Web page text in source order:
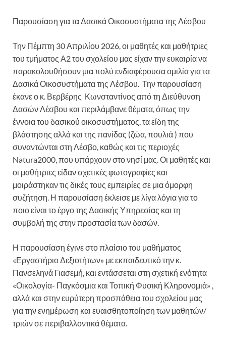
Παρουσίαση για τα Δασικά Οικοσυστήματα της Λέσβου
Την Πέμπτη 30 Απριλίου 2026, οι μαθητές και μαθήτριες
του τμήματος Α2 του σχολείου μας είχαν την ευκαιρία να
παρακολουθήσουν μια πολύ ενδιαφέρουσα ομιλία για τα
Δασικά Οικοσυστήματα της Λέσβου. Την παρουσίαση
έκανε ο κ. Βερβέρης Κωνσταντίνος από τη Διεύθυνση
Δασών Λέσβου και περιλάμβανε θέματα, όπως την
έννοια του δασικού οικοσυστήματος, τα είδη της
βλάστησης αλλά και της πανίδας (ζώα, πουλιά ) που
συναντώνται στη Λέσβο, καθώς και τις περιοχές
Natura2000, που υπάρχουν στο νησί μας. Οι μαθητές και
οι μαθήτριες είδαν σχετικές φωτογραφίες και
μοιράστηκαν τις δικές τους εμπειρίες σε μια όμορφη
συζήτηση. Η παρουσίαση έκλεισε με λίγα λόγια για το
ποιο είναι το έργο της Δασικής Υπηρεσίας και τη
συμβολή της στην προστασία των δασών.
Η παρουσίαση έγινε στο πλαίσιο του μαθήματος
«Εργαστήριο Δεξιοτήτων» με εκπαιδευτικό την κ.
Πανσεληνά Γιασεμή, και εντάσσεται στη σχετική ενότητα
«Οικολογία- Παγκόσμια και Τοπική Φυσική Κληρονομιά» ,
αλλά και στην ευρύτερη προσπάθεια του σχολείου μας
για την ενημέρωση και ευαισθητοποίηση των μαθητών/
τριών σε περιβαλλοντικά θέματα.